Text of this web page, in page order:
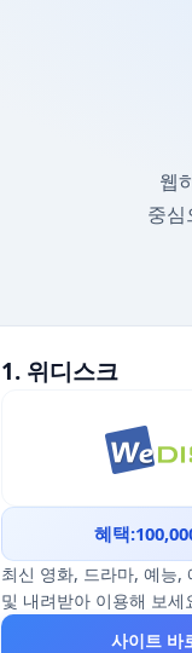
웹
중심
1. 위디스크
혜택
최신 영화, 드라마, 예능,
및 내려받아 이용해 보세
사이트 바